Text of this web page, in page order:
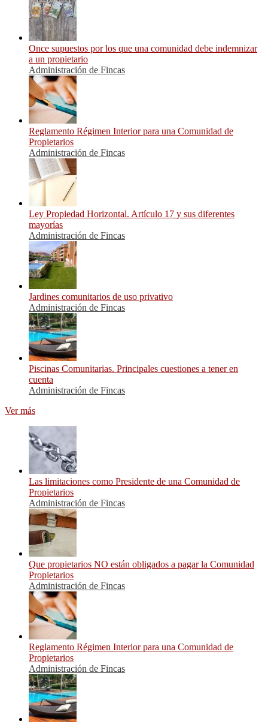
Once supuestos por los que una comunidad debe indemnizar
a un propietario
Administración de Fincas
Reglamento Régimen Interior para una Comunidad de
Propietarios
Administración de Fincas
Ley Propiedad Horizontal. Artículo 17 y sus diferentes
mayorías
Administración de Fincas
Jardines comunitarios de uso privativo
Administración de Fincas
Piscinas Comunitarias. Principales cuestiones a tener en
cuenta
Administración de Fincas
Ver más
Las limitaciones como Presidente de una Comunidad de
Propietarios
Administración de Fincas
Que propietarios NO están obligados a pagar la Comunidad
Propietarios
Administración de Fincas
Reglamento Régimen Interior para una Comunidad de
Propietarios
Administración de Fincas